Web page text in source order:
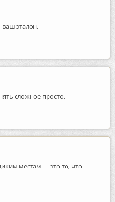
эталон.
сложное просто.
местам — это то, что